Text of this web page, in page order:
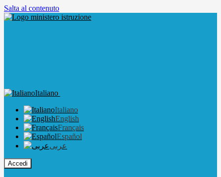
Salta al contenuto
Italiano
Italiano
English
Français
Español
عربى
Accedi